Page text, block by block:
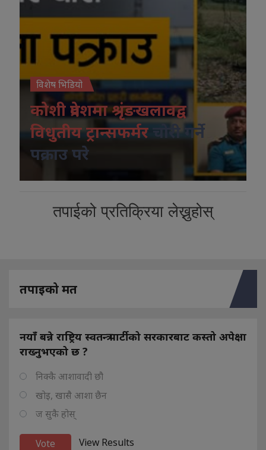
विशेष भिडियो
कोशी प्रदेशमा श्रृंङखलावद्व
विधुतीय ट्रान्सफर्मर
चोरी गर्ने
पक्राउ परे
तपाईको प्रतिक्रिया लेख्नुहोस्
तपाइको मत
नयाँ बन्ने राष्ट्रिय स्वतन्त्र पार्टीको सरकारबाट कस्तो अपेक्षा
राख्नुभएको छ ?
निक्कै आशावादी छौ
खोइ, खासै आशा छैन
ज सुकै होस्
View Results